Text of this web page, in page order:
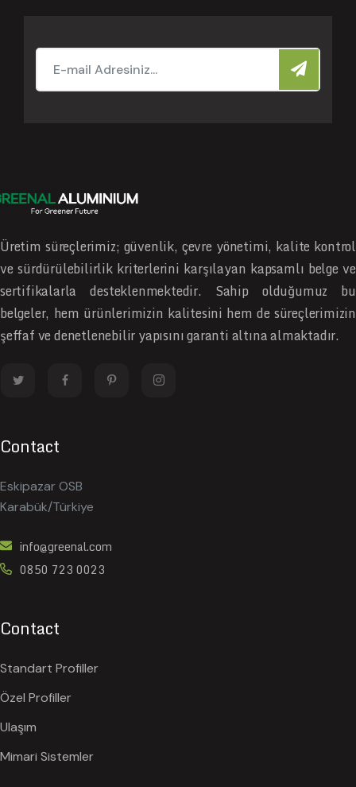
Üretim süreçlerimiz; güvenlik, çevre yönetimi, kalite kontrol
ve sürdürülebilirlik kriterlerini karşılayan kapsamlı belge ve
sertifikalarla desteklenmektedir. Sahip olduğumuz bu
belgeler, hem ürünlerimizin kalitesini hem de süreçlerimizin
şeffaf ve denetlenebilir yapısını garanti altına almaktadır.
Contact
Eskipazar OSB
Karabük/Türkiye
info@greenal.com
0850 723 0023
Contact
Standart Profiller
Özel Profiller
Ulaşım
Mimari Sistemler